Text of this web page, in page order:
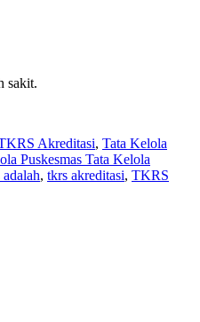
sakit.
Akreditasi, Tata Kelola
Puskesmas Tata Kelola
, tkrs akreditasi, TKRS